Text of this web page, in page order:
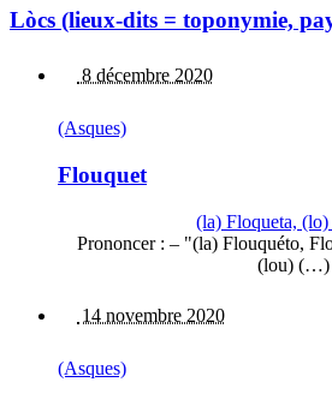
Lòcs (lieux-dits = toponymie,
8 décembre 2020
(Asques)
Flouquet
(la) Floqueta,
Prononcer : – "(la) Flouquéto,
(lou) (…)
14 novembre 2020
(Asques)